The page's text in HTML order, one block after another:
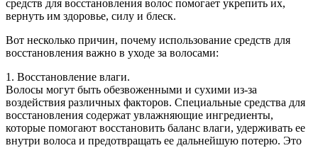
средств для восстановления волос помогает укрепить их,
вернуть им здоровье, силу и блеск.
Вот несколько причин, почему использование средств для
восстановления важно в уходе за волосами:
1. Восстановление влаги.
Волосы могут быть обезвоженными и сухими из-за
воздействия различных факторов. Специальные средства для
восстановления содержат увлажняющие ингредиенты,
которые помогают восстановить баланс влаги, удерживать ее
внутри волоса и предотвращать ее дальнейшую потерю. Это